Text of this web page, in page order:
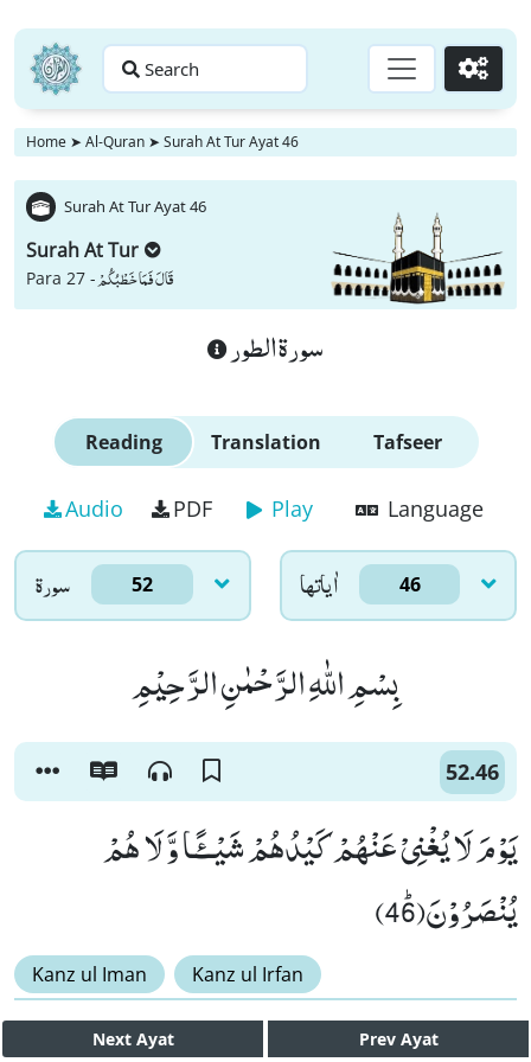
Search Go
Home ➤ Al-Quran ➤ Surah At Tur Ayat 46
Surah At Tur Ayat 46
Surah At Tur
Para 27 -قَالَ فَمَا خَطْبُكُمْ
سورة الطور
Reading Translation Tafseer
Audio PDF Play Language
سورۃ 52 اٰياتها 46
بِسْمِ اللّٰهِ الرَّحْمٰنِ الرَّحِیْمِ
52.46
یَوْمَ لَا یُغْنِیْ عَنْهُمْ كَیْدُهُمْ شَیْــٴًـا وَّ لَا هُمْ
یُنْصَرُوْنَﭤ(46)
Kanz ul Iman Kanz ul Irfan
Next Ayat Prev Ayat